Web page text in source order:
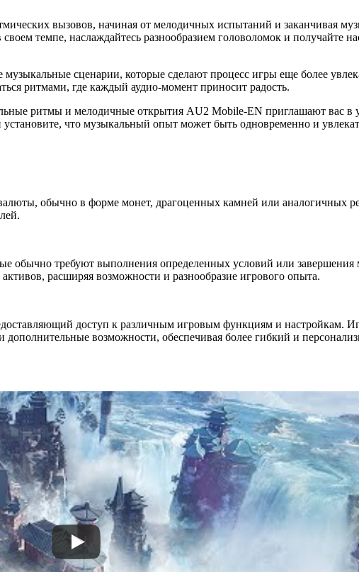
вызовов, начиная от мелодичных испытаний и заканчивая
темпе, наслаждайтесь разнообразием головоломок и получайте
сценарии, которые сделают процесс игры еще более
ритмами, где каждый аудио-момент приносит радость.
ритмы и мелодичные открытия AU2 Mobile-EN приглашают вас в
что музыкальный опыт может быть одновременно и
обычно в форме монет, драгоценных камней или аналогичных
обычно требуют выполнения определенных условий или
расширяя возможности и разнообразие игрового опыта.
доступ к различным игровым функциям и настройкам.
возможности, обеспечивая более гибкий и